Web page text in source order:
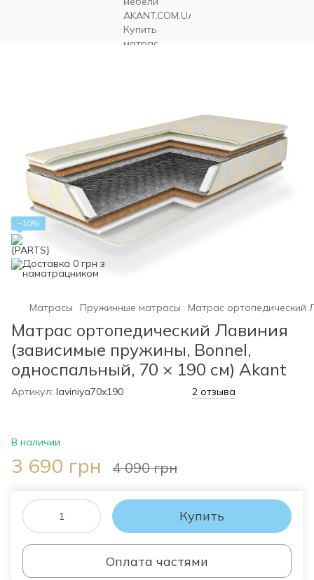
−10%
Матрасы Пружинные матрасы Матрас ортопедический
Матрас ортопедический Лавиния
(зависимые пружины, Bonnel,
односпальный, 70 × 190 см) Akant
Артикул: laviniya70x190 2 отзыва
В наличии
3 690 грн 4 090 грн
Купить
Оплата частями